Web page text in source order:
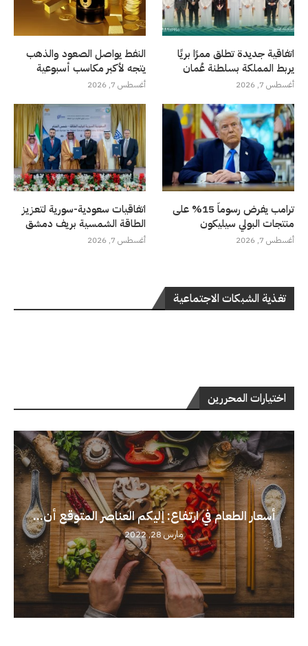
اتفاقية جديدة تطلق ممرًا بريًا
يربط المملكة بسلطنة عُمان
أغسطس 7, 2026
النفط يواصل الصعود والذهب
يتجه لأكبر مكاسب أسبوعية
أغسطس 7, 2026
ترامب يفرض رسوماً 15% على
منتجات البولي سيليكون
أغسطس 7, 2026
اتفاقيات سعودية-سورية لتعزيز
الطاقة الشمسية بريف دمشق
أغسطس 7, 2026
تغذية الشبكات الاجتماعية
اختيارات المحررين
أسعار الطعام في ارتفاع: إليكم العناصر المتوقع أن...
مارس 28, 2022